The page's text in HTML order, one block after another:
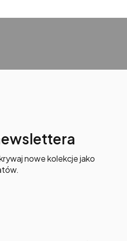
nowe kolekcje jako